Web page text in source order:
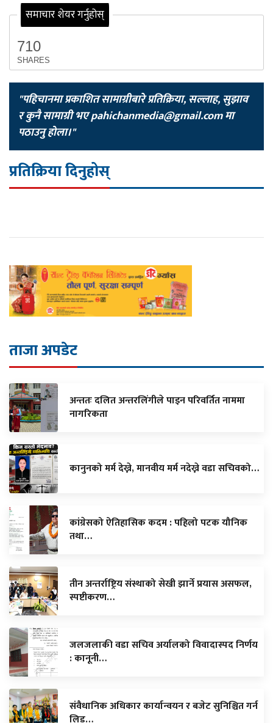
समाचार शेयर गर्नुहोस्
710
SHARES
"पहिचानमा प्रकाशित सामाग्रीबारे प्रतिक्रिया, सल्लाह, सुझाव
र कुनै सामाग्री भएpahichanmedia@gmail.comमा
पठाउनु होला।"
प्रतिक्रिया दिनुहोस्
ताजा अपडेट
अन्ततः दलित अन्तरलिंगीले पाइन परिवर्तित नाममा
नागरिकता
कानुनको मर्म देख्ने, मानवीय मर्म नदेख्ने वडा सचिवको…
कांग्रेसको ऐतिहासिक कदम : पहिलो पटक यौनिक
तथा…
तीन अन्तर्राष्ट्रिय संस्थाको सेखी झार्ने प्रयास असफल,
स्पष्टीकरण…
जलजलाकी वडा सचिव अर्यालको विवादास्पद निर्णय
: कानूनी…
संवैधानिक अधिकार कार्यान्वयन र बजेट सुनिश्चित गर्न
लिड…